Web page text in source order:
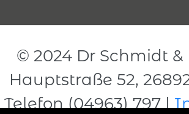
© 2024 Dr Schmidt &
Hauptstraße 52,
Telefon (04963) 797 |